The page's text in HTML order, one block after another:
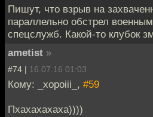
Пишут, что взрыв на
параллельно обстрел
спецслужб. Какой-то клубок
ametist »
#74 | 16.07.16 01:03
Кому: _xopoiii_, #59
Пхахахахаха))))